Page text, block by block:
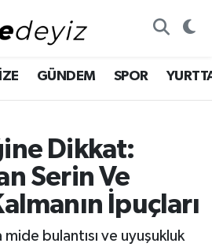
GÜNDEM SPOR
Dikkat:
Serin Ve
İpuçları
mide bulantısı ve uyuşukluk
Haritası
ve Fikstür